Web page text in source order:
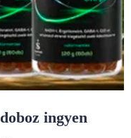
ingyen